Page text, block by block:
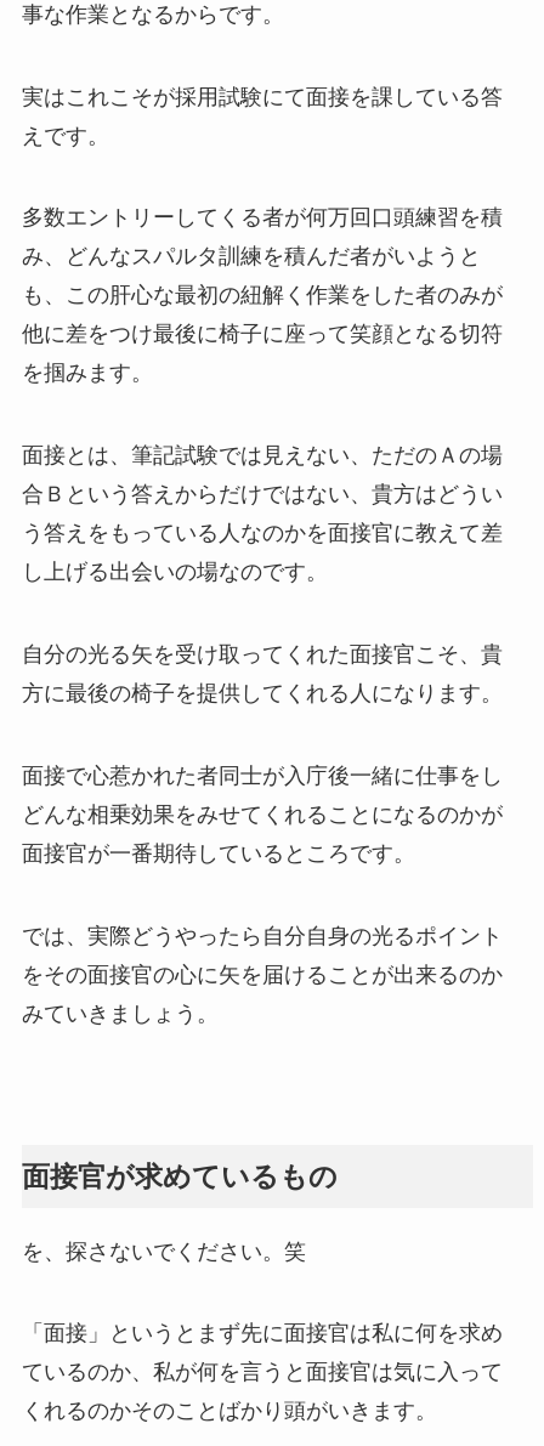
事な作業となるからです。
実はこれこそが採用試験にて面接を課している答
えです。
多数エントリーしてくる者が何万回口頭練習を積
み、どんなスパルタ訓練を積んだ者がいようと
も、この肝心な最初の紐解く作業をした者のみが
他に差をつけ最後に椅子に座って笑顔となる切符
を掴みます。
面接とは、筆記試験では見えない、ただのＡの場
合Ｂという答えからだけではない、貴方はどうい
う答えをもっている人なのかを面接官に教えて差
し上げる出会いの場なのです。
自分の光る矢を受け取ってくれた面接官こそ、貴
方に最後の椅子を提供してくれる人になります。
面接で心惹かれた者同士が入庁後一緒に仕事をし
どんな相乗効果をみせてくれることになるのかが
面接官が一番期待しているところです。
では、実際どうやったら自分自身の光るポイント
をその面接官の心に矢を届けることが出来るのか
みていきましょう。
面接官が求めているもの
を、探さないでください。笑
「面接」というとまず先に面接官は私に何を求め
ているのか、私が何を言うと面接官は気に入って
くれるのかそのことばかり頭がいきます。